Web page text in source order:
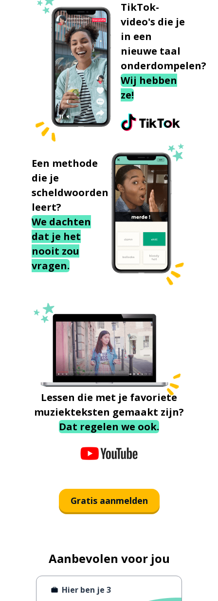
TikTok-
video's die je
in een
nieuwe taal
onderdompelen?
Wij hebben
ze!
Een methode
die je
scheldwoorden
leert?
We dachten
dat je het
nooit zou
vragen.
Lessen die met je favoriete
muziekteksten gemaakt zijn?
Dat regelen we ook.
Gratis aanmelden
Aanbevolen voor jou
Hier ben je 3